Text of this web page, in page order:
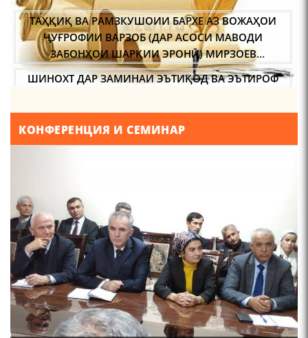
ЧЕХРАХОИ АСЛИИ МИРЗО
ТУРСУНЗОДА
Мирзо Турсунзода-
МИРЗО ТУРСУНЗОДА
ТАРЧУМАИ ХОЛ/MIRZO
TURSUNZODA BIOGRAFIYA
ТАҲҚИҚ ВА РАМЗКУШОИИ БАРХЕ АЗ ВОЖАҲОИ
ҶУҒРОФИИ ВАРЗОБ (ДАР АСОСИ МАВОДИ
ЗАБОНҲОИ ШАРҚИИ ЭРОНӢ) МИРЗОЕВ
САЙФИДДИН ҶАБОРОВИЧ.
ШИНОХТ ДАР ЗАМИНАИ ЭЪТИҚОД ВА ЭЪТИРОФ
ФИРДАВСӢ ВА ДАҚИҚӢ
МУҲАММАДӢ.
ТВ САЁҲӢ: ИНЪИКОСИ ЧОРАБИНӢ БА МУНОСИБАТИ
ҶАШНИ ВАҲДАТИ МИЛЛӢ ДАР АМИТ
ПРЕДПОСЫЛКИ СТАНОВЛЕНИЯ
ФИЛОЛОГИЧЕСКОГО РОМАНА В ТАДЖИКСКОЙ
МУРУВВАТИЁН ДЖ. ДЖ.
КОНФЕРЕНЦИЯ И СЕМИНАР